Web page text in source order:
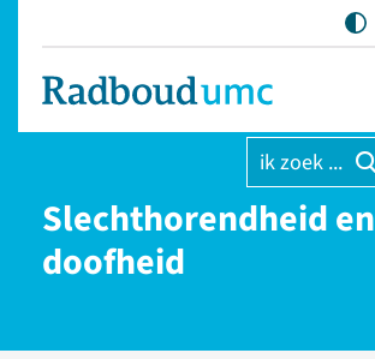
ik zoek ...
Slechthorendheid en
doofheid